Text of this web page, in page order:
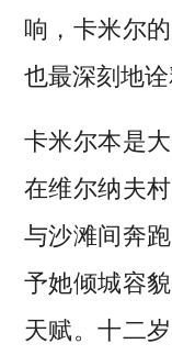
响，卡米尔
也最深刻地诠
卡米尔本是
在维尔纳夫
与沙滩间奔
予她倾城容
天赋。十二